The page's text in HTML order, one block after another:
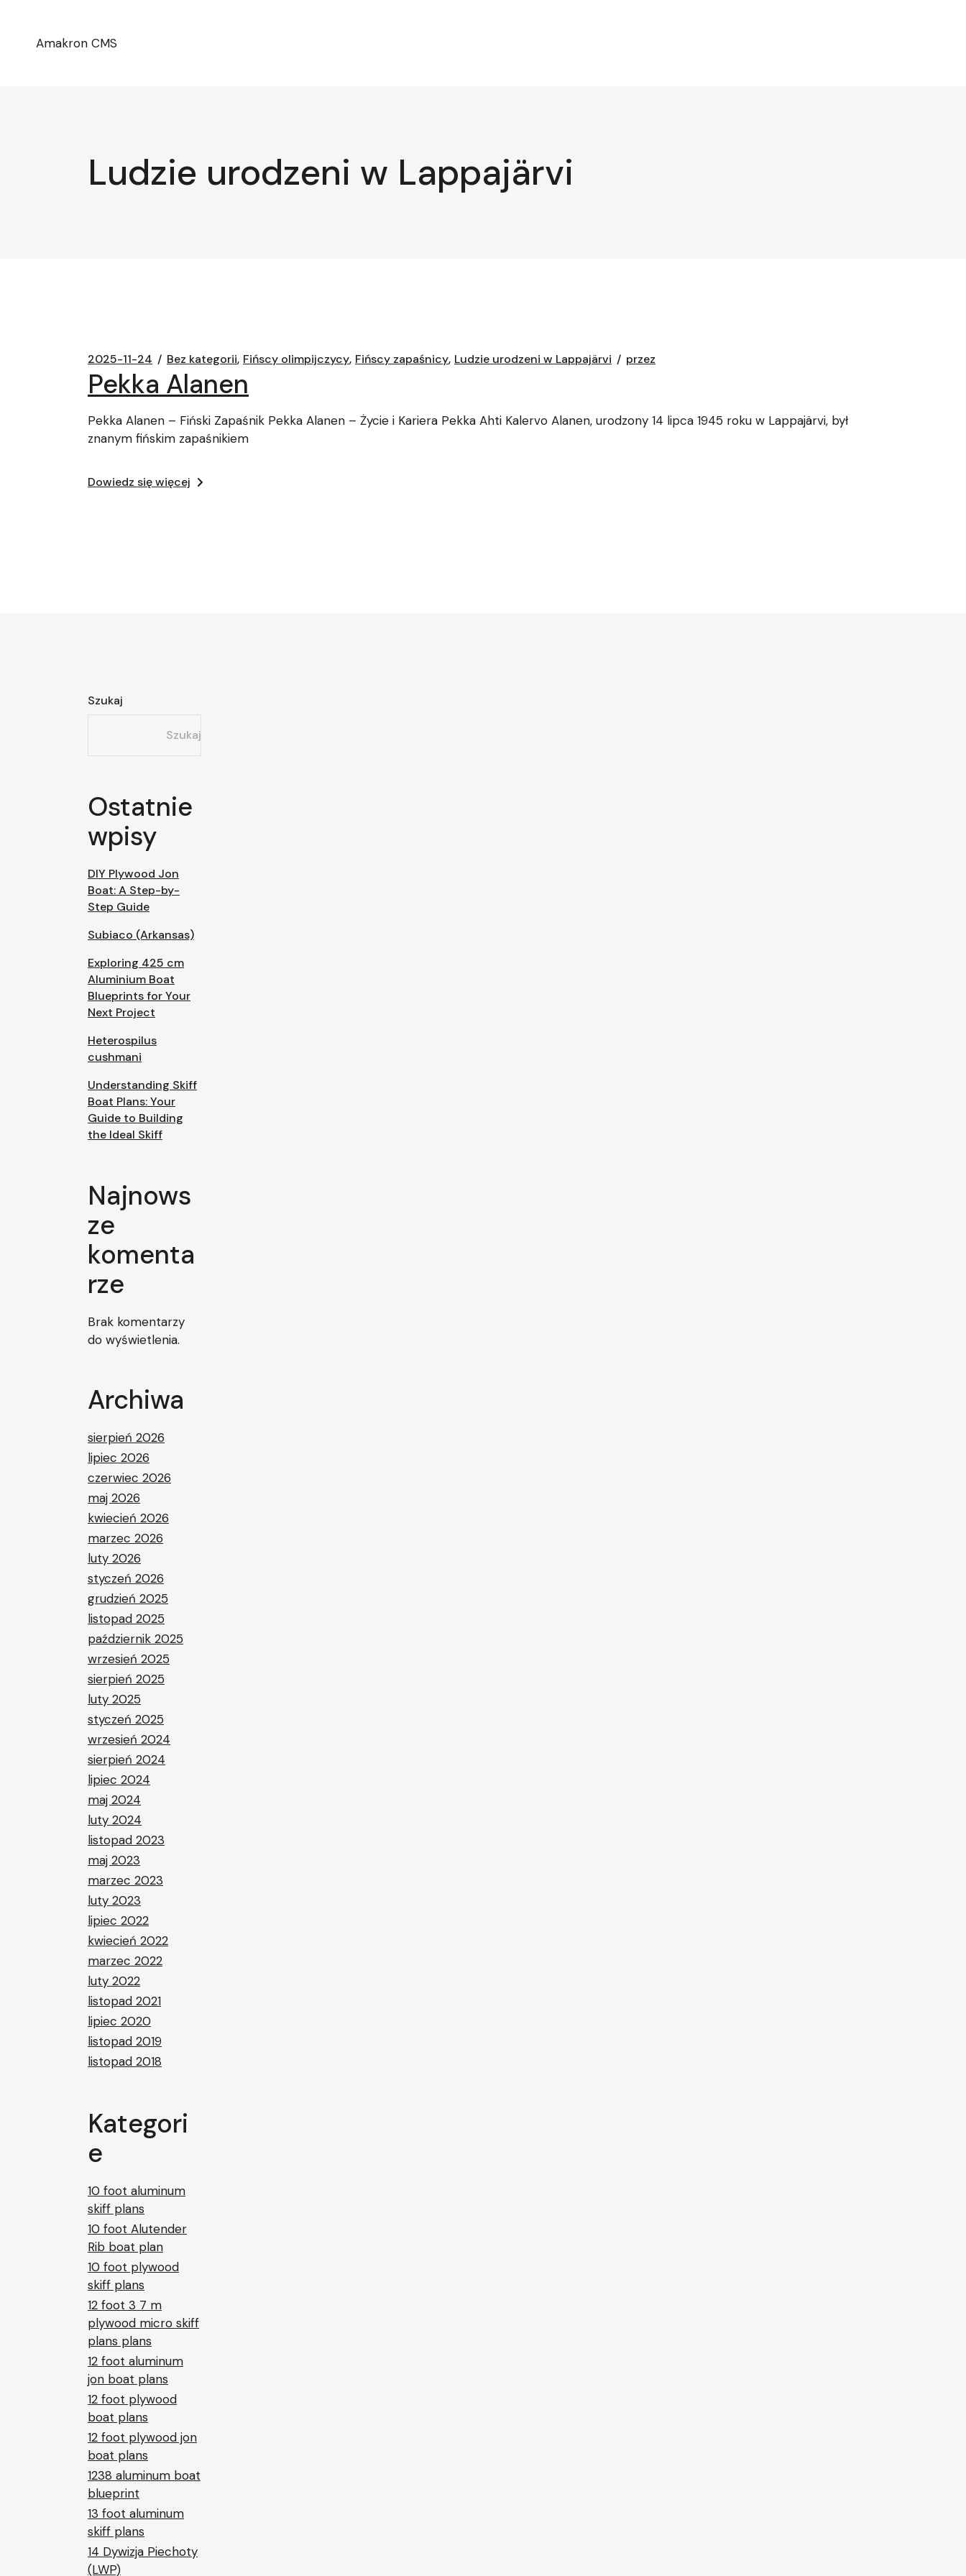
Amakron CMS
Ludzie urodzeni w Lappajärvi
2025-11-24 Bez kategorii Fińscy olimpijczycy Fińscy zapaśnicy Ludzie urodzeni w Lappajärvi przez
Pekka Alanen
Pekka Alanen – Fiński Zapaśnik Pekka Alanen – Życie i Kariera Pekka Ahti Kalervo Alanen, urodzony 14 lipca 1945 roku w Lappajärvi, był
znanym fińskim zapaśnikiem
Dowiedz się więcej
Szukaj
Szukaj
Ostatnie
wpisy
DIY Plywood Jon
Boat: A Step-by-
Step Guide
Subiaco (Arkansas)
Exploring 425 cm
Aluminium Boat
Blueprints for Your
Next Project
Heterospilus
cushmani
Understanding Skiff
Boat Plans: Your
Guide to Building
the Ideal Skiff
Najnows
ze
komenta
rze
Brak komentarzy
do wyświetlenia.
Archiwa
sierpień 2026
lipiec 2026
czerwiec 2026
maj 2026
kwiecień 2026
marzec 2026
luty 2026
styczeń 2026
grudzień 2025
listopad 2025
październik 2025
wrzesień 2025
sierpień 2025
luty 2025
styczeń 2025
wrzesień 2024
sierpień 2024
lipiec 2024
maj 2024
luty 2024
listopad 2023
maj 2023
marzec 2023
luty 2023
lipiec 2022
kwiecień 2022
marzec 2022
luty 2022
listopad 2021
lipiec 2020
listopad 2019
listopad 2018
Kategori
e
10 foot aluminum
skiff plans
10 foot Alutender
Rib boat plan
10 foot plywood
skiff plans
12 foot 3 7 m
plywood micro skiff
plans plans
12 foot aluminum
jon boat plans
12 foot plywood
boat plans
12 foot plywood jon
boat plans
1238 aluminum boat
blueprint
13 foot aluminum
skiff plans
14 Dywizja Piechoty
(LWP)